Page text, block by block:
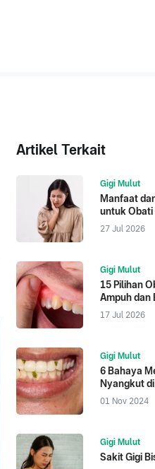
Artikel Terkait
Gigi Mulut
Manfaat
untuk Obati
27 Jul 2026
Gigi Mulut
15 Pilihan
Ampuh dan
17 Jul 2026
Gigi Mulut
6 Bahaya
Nyangkut
01 Nov 2024
Gigi Mulut
Sakit Gigi